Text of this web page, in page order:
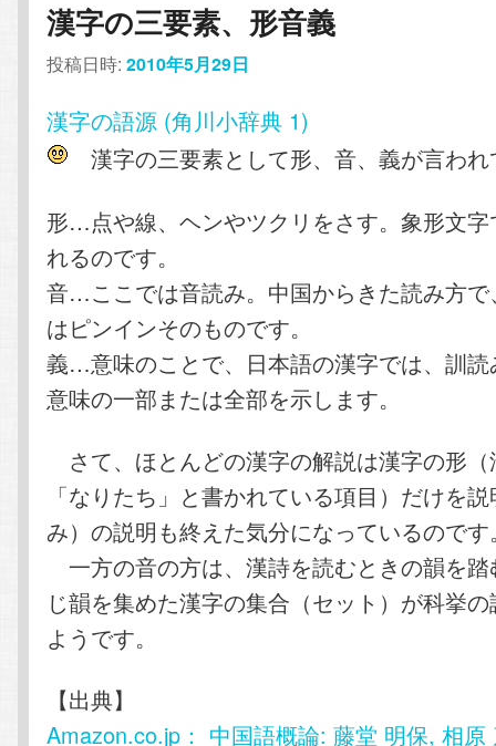
漢字の三要素、形音義
投稿日時:2010年5月29日
漢字の語源 (角川小辞典 1)
漢字の三要素として形、音、義が言わ
形…点や線、ヘンやツクリをさす。象形文
れるのです。
音…ここでは音読み。中国からきた読み方
はピンインそのものです。
義…意味のことで、日本語の漢字では、訓
意味の一部または全部を示します。
さて、ほとんどの漢字の解説は漢字の形
「なりたち」と書かれている項目）だけを
み）の説明も終えた気分になっているのです
一方の音の方は、漢詩を読むときの韻を
じ韻を集めた漢字の集合（セット）が科挙
ようです。
【出典】
Amazon.co.jp： 中国語概論: 藤堂 明保, 相原